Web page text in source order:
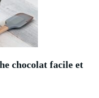
chocolat facile et